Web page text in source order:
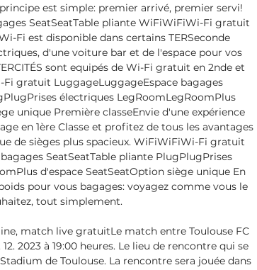
est simple: premier arrivé, premier servi!
SeatSeatTable pliante WiFiWiFiWi-Fi gratuit
Fi est disponible dans certains TERSeconde
d'une voiture bar et de l'espace pour vos
sont equipés de Wi-Fi gratuit en 2nde et
Fi gratuit LuggageLuggageEspace bagages
électriques LegRoomLegRoomPlus
unique Première classeEnvie d'une expérience
en 1ère Classe et profitez de tous les avantages
de sièges plus spacieux. WiFiWiFiWi-Fi gratuit
SeatSeatTable pliante PlugPlugPrises
d'espace SeatSeatOption siège unique En
pour vous bagages: voyagez comme vous le
tout simplement.
match live gratuitLe match entre Toulouse FC
2023 à 19:00 heures. Le lieu de rencontre qui se
de Toulouse. La rencontre sera jouée dans